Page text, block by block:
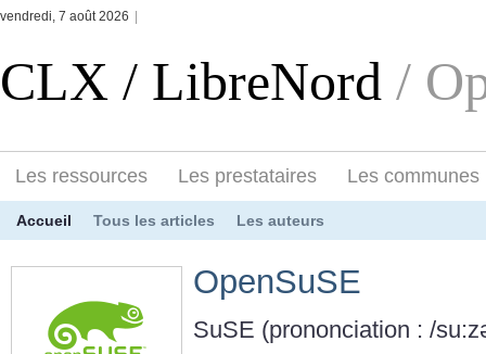
vendredi, 7 août 2026
CLX / LibreNord /
Les ressources Les prestataires Les communes
Accueil Tous les articles Les auteurs
OpenSuSE
SuSE (prononciation : /